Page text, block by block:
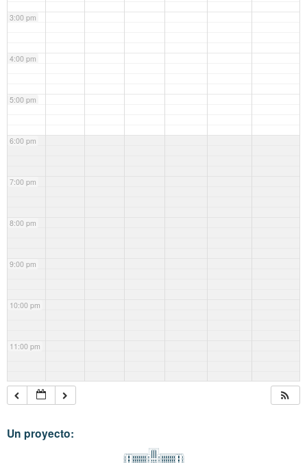
3:00 pm
4:00 pm
5:00 pm
6:00 pm
7:00 pm
8:00 pm
9:00 pm
10:00 pm
11:00 pm
Un proyecto: